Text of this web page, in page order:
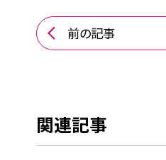
前の記事
関連記事